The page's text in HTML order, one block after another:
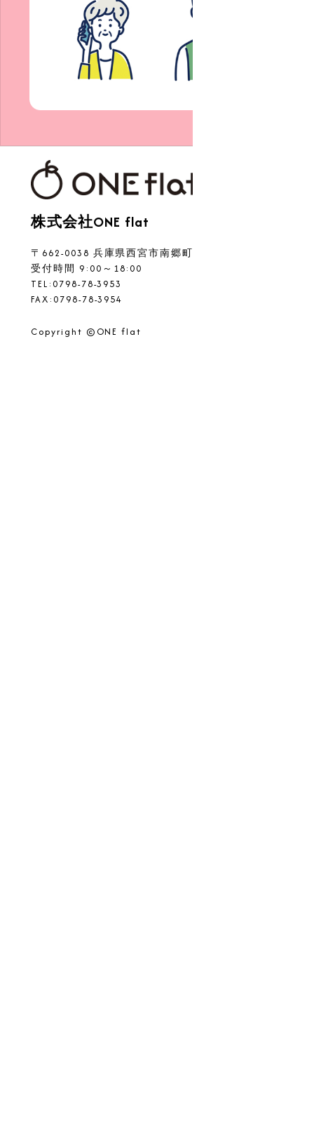
株式会社ONE flat
〒662-0038 兵庫県西宮市南郷町9-20
受付時間 9:00～18:00
TEL:0798-78-3953
FAX:0798-78-3954
Copyright ©ONE flat